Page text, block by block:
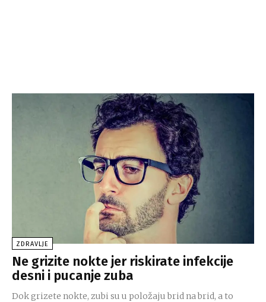
ZDRAVLJE
Ne grizite nokte jer riskirate infekcije
desni i pucanje zuba
Dok grizete nokte, zubi su u položaju brid na brid, a to